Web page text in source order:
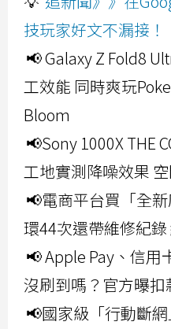
技玩家好文不漏接！
📢 Galaxy Z Fold8
工效能 同時爽玩
Bloom
📢Sony 1000X THE
工地實測降噪效果
📢電商平台買「全
環44次還帶維修紀
📢 Apple Pay、信用
沒刷到嗎？官方曝
📢國家級「行動斷